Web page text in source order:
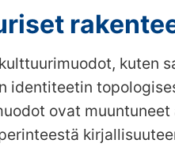
kuten
identiteetin
ovat